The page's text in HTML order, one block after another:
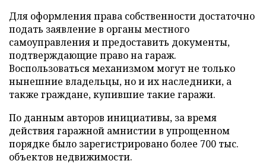
Для оформления права собственности достаточно
подать заявление в органы местного
самоуправления и предоставить документы,
подтверждающие право на гараж.
Воспользоваться механизмом могут не только
нынешние владельцы, но и их наследники, а
также граждане, купившие такие гаражи.
По данным авторов инициативы, за время
действия гаражной амнистии в упрощенном
порядке было зарегистрировано более 700 тыс.
объектов недвижимости.